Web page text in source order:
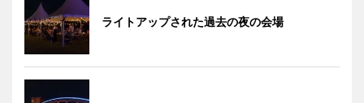
ライトアップされた過去の夜の会場